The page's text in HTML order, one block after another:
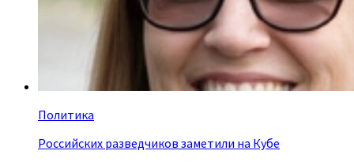
Политика
Российских разведчиков заметили на Кубе